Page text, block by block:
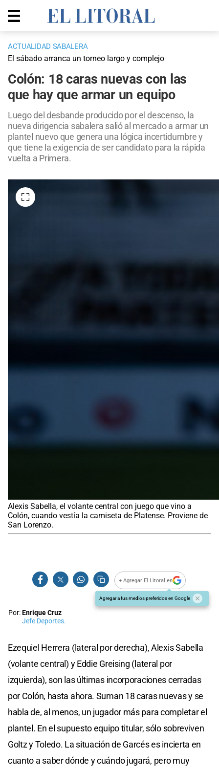
ACTUALIDAD SABALERA
El sábado arranca un torneo largo y complejo
Colón: 18 caras nuevas con las
que hay que armar un equipo
Luego del desbande producido por el descenso, la
nueva dirigencia sabalera salió al mercado a armar un
plantel nuevo que genera una lógica incertidumbre y
que tiene la exigencia de ser candidato para la rápida
vuelta a Primera.
Alexis Sabella, el volante central con juego que vino a
Colón, cuando vestía la camiseta de Platense. Proviene de
San Lorenzo.
+ Agregar El Litoral en
Agregar a tus medios preferidos en Google
Por:Enrique Cruz
Jefe Deportes.
Ezequiel Herrera (lateral por derecha), Alexis Sabella
(volante central) y Eddie Greising (lateral por
izquierda), son las últimas incorporaciones cerradas
por Colón, hasta ahora. Suman 18 caras nuevas y se
habla de, al menos, un jugador más para completar el
plantel. En el supuesto equipo titular, sólo sobreviven
Goltz y Toledo. La situación de Garcés es incierta en
cuanto a saber dónde y cuándo jugará, pero muy